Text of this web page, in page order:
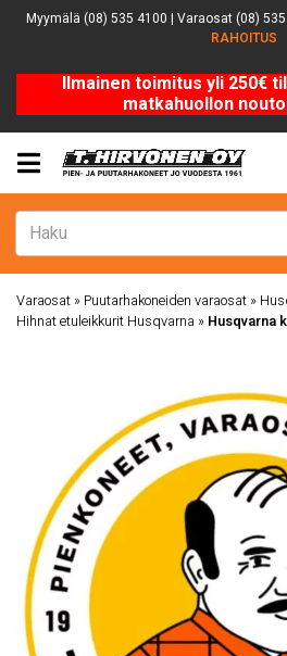
Myymälä (08) 535 4100 | Varaosat (08)
RAHOITUS
Ilmainen toimitus yli 250€
matkahuollon
Varaosat » Puutarhakoneiden varaosat »
Hihnat etuleikkurit Husqvarna » Husqvarna